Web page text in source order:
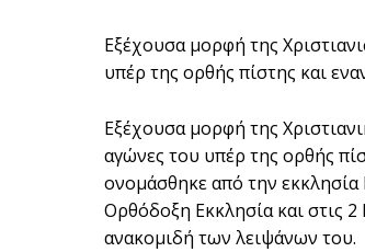
Εξέχουσα μορφή της
υπέρ της ορθής πίστης και
Εξέχουσα μορφή της
αγώνες του υπέρ της ορθής
ονομάσθηκε από την
Ορθόδοξη Εκκλησία και στις
ανακομιδή των λειψάνων του.